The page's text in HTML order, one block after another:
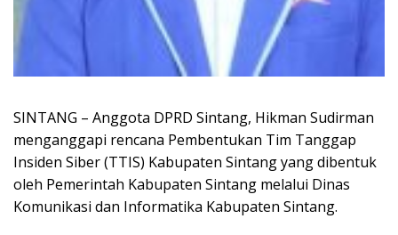
SINTANG – Anggota DPRD Sintang, Hikman Sudirman
menganggapi rencana Pembentukan Tim Tanggap
Insiden Siber (TTIS) Kabupaten Sintang yang dibentuk
oleh Pemerintah Kabupaten Sintang melalui Dinas
Komunikasi dan Informatika Kabupaten Sintang.